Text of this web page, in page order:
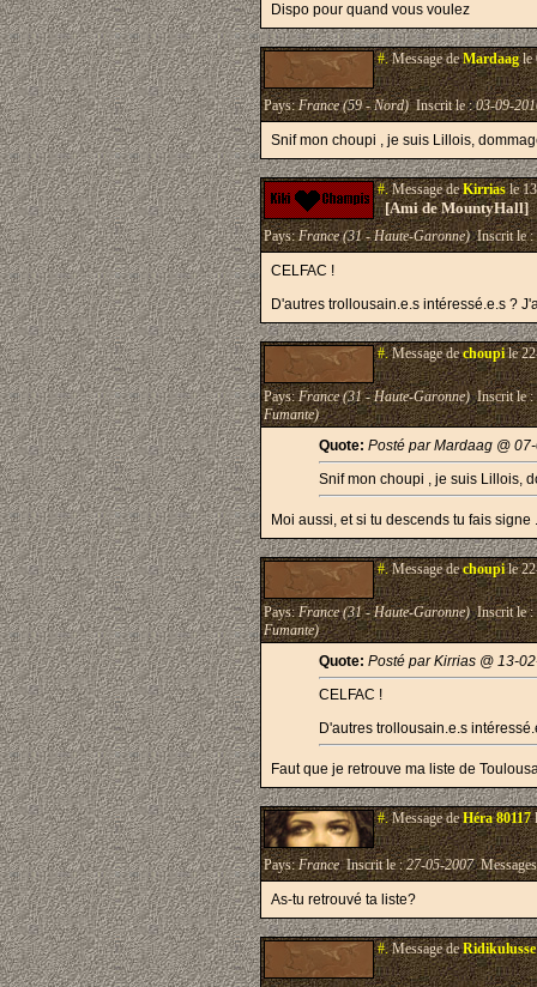
Dispo pour quand vous voulez
#.Message deMardaagle
Pays:France (59 - Nord)Inscrit le :03-09-
Snif mon choupi , je suis Lillois,
#.Message deKirriasle
[Ami de MountyHall]
Pays:France (31 - Haute-Garonne)Inscrit le :
CELFAC !
D'autres trollousain.e.s intéressé.e.s ?
#.Message dechoupile
Pays:France (31 - Haute-Garonne)Inscrit le :
Fumante)
Quote: Posté par Mardaag @
Snif mon choupi , je suis Lillois,
Moi aussi, et si tu descends tu fais signe .
#.Message dechoupile
Pays:France (31 - Haute-Garonne)Inscrit le :
Fumante)
Quote: Posté par Kirrias @ 13-
CELFAC !
D'autres trollousain.e.s
Faut que je retrouve ma liste de
#.Message deHéra 80117
Pays:FranceInscrit le :27-05-2007
As-tu retrouvé ta liste?
#.Message deRidikulusse